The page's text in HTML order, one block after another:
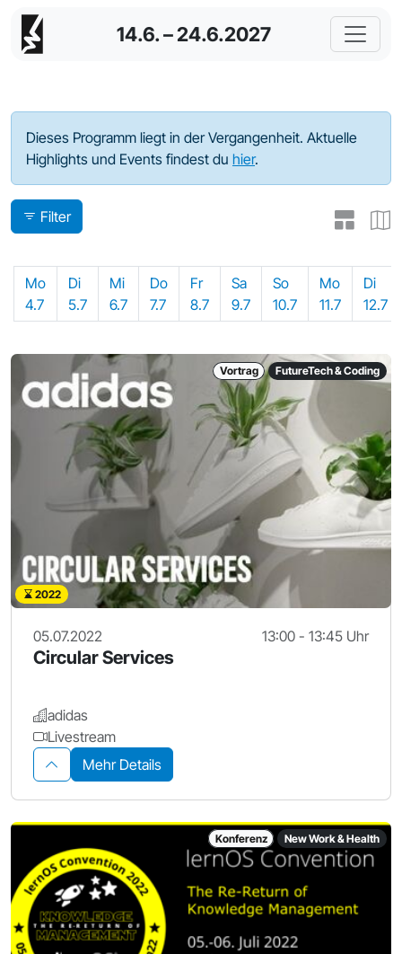
14.6. – 24.6.2027
Programm - 2022
Dieses Programm liegt in der Vergangenheit. Aktuelle
Highlights und Events findest du hier.
Filter
Mo
4.7
Di
5.7
Mi
6.7
Do
7.7
Fr
8.7
Sa
9.7
So
10.7
Mo
11.7
Di
12.7
Vortrag FutureTech & Coding
2022
05.07.2022 13:00 - 13:45 Uhr
Circular Services
adidas
Livestream
Mehr Details
Konferenz New Work & Health